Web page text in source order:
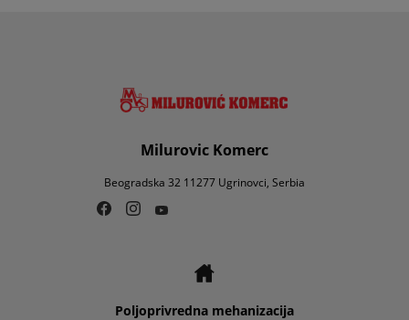
Milurovic Komerc
Beogradska 32 11277 Ugrinovci, Serbia
Poljoprivredna mehanizacija